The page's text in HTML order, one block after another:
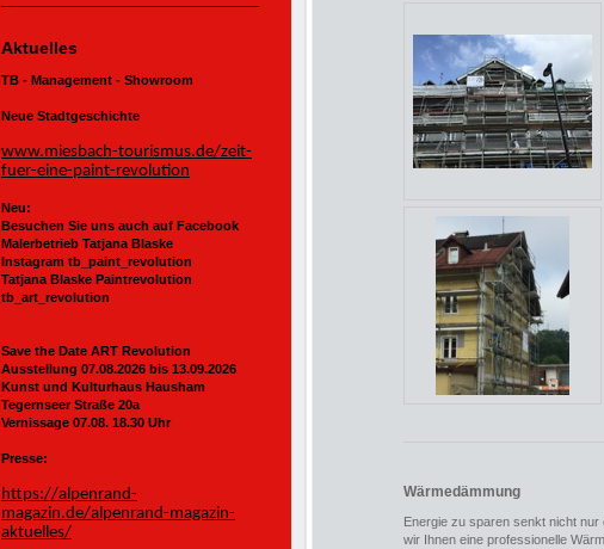
Wärmedämmung
Energie zu sparen senkt nicht
wir Ihnen eine professionelle
Aktuelles
TB - Management - Showroom
Neue Stadtgeschichte
www.miesbach-tourismus.de/zeit-
fuer-eine-paint-revolution
Neu:
Besuchen Sie uns auch auf Facebook
Malerbetrieb Tatjana Blaske
Instagram tb_paint_revolution
Tatjana Blaske Paintrevolution
tb_art_revolution
Save the Date ART Revolution
Ausstellung 07.08.2026 bis 13.09.2026
Kunst und Kulturhaus Hausham
Tegernseer Straße 20a
Vernissage 07.08. 18.30 Uhr
Presse:
https://alpenrand-
magazin.de/alpenrand-magazin-
aktuelles/